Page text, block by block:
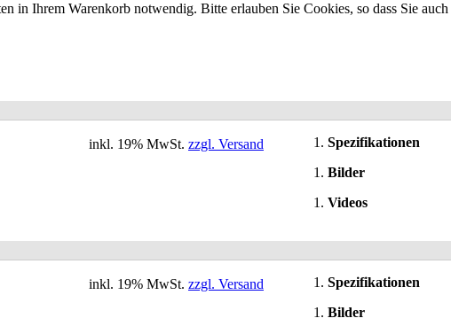
in Ihrem Warenkorb notwendig. Bitte erlauben Sie Cookies, so dass Sie
inkl. 19% MwSt. zzgl. Versand
Spezifikationen
Bilder
Videos
inkl. 19% MwSt. zzgl. Versand
Spezifikationen
Bilder